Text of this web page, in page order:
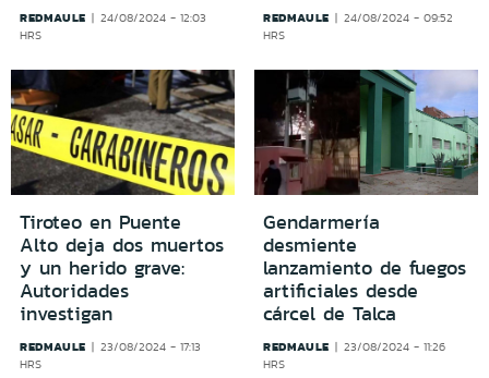
REDMAULE
24/08/2024 - 12:03
HRS
REDMAULE
24/08/2024 - 09:52
HRS
Tiroteo en Puente
Alto deja dos muertos
y un herido grave:
Autoridades
investigan
REDMAULE
23/08/2024 - 17:13
HRS
Gendarmería
desmiente
lanzamiento de fuegos
artificiales desde
cárcel de Talca
REDMAULE
23/08/2024 - 11:26
HRS